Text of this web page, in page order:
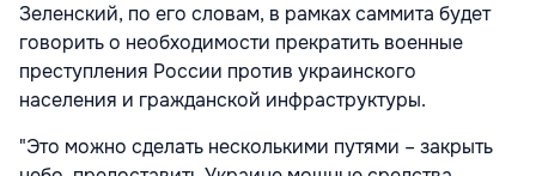
Зеленский, по его словам, в рамках саммита будет
говорить о необходимости прекратить военные
преступления России против украинского
населения и гражданской инфраструктуры.
"Это можно сделать несколькими путями – закрыть